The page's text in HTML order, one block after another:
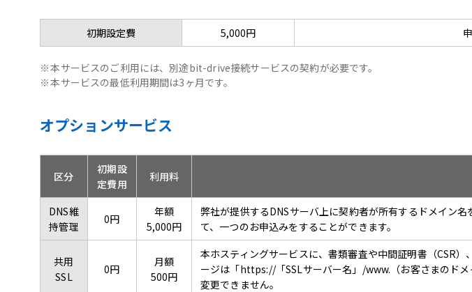
初期設定費 5,000円
※本サービスのご利用には、別途bit-drive接続サービスの契約が必要です。
※本サービスの最低利用期間は3ヶ月です。
オプションサービス
区分
初期設
定費用
利用料
DNS維
持管理
0円
年額
5,000円
弊社が提供するDNSサーバ上に契約者が所有するドメイン
て、一つのお申込みをすることができます。
共用
SSL
0円
月額
500円
本ホスティングサービスに、書類審査や中間証明書（CSR
ージは「https://「SSLサーバー名」/www.（お客さまのド
変更できません。